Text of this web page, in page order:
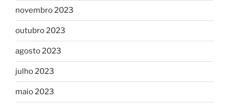
novembro 2023
outubro 2023
agosto 2023
julho 2023
maio 2023